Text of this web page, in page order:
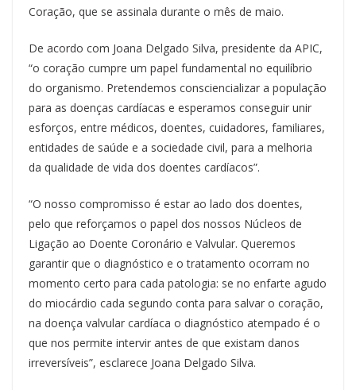
Coração, que se assinala durante o mês de maio.
De acordo com Joana Delgado Silva, presidente da APIC,
“o coração cumpre um papel fundamental no equilíbrio
do organismo. Pretendemos consciencializar a população
para as doenças cardíacas e esperamos conseguir unir
esforços, entre médicos, doentes, cuidadores, familiares,
entidades de saúde e a sociedade civil, para a melhoria
da qualidade de vida dos doentes cardíacos”.
“O nosso compromisso é estar ao lado dos doentes,
pelo que reforçamos o papel dos nossos Núcleos de
Ligação ao Doente Coronário e Valvular. Queremos
garantir que o diagnóstico e o tratamento ocorram no
momento certo para cada patologia: se no enfarte agudo
do miocárdio cada segundo conta para salvar o coração,
na doença valvular cardíaca o diagnóstico atempado é o
que nos permite intervir antes de que existam danos
irreversíveis”, esclarece Joana Delgado Silva.